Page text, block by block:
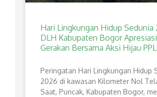
Hari Lingkungan Hidup Sedunia
DLH Kabupaten Bogor Apresiasi
Gerakan Bersama Aksi Hijau
Peringatan Hari Lingkungan Hidup
2026 di kawasan Kilometer Nol
Saat, Puncak, Kabupaten Bogor,